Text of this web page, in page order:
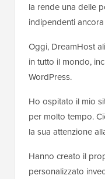
la rende una delle
indipendenti
Oggi, DreamHost
in tutto il mondo,
WordPress.
Ho ospitato il mio
per molto tempo.
la sua attenzione
Hanno creato il
personalizzato